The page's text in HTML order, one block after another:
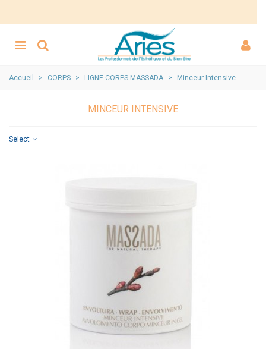
Accueil > CORPS > LIGNE CORPS MASSADA > Minceur Intensive
MINCEUR INTENSIVE
Select